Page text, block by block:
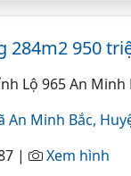
950
Lộ 965 An Minh
An Minh Bắc,
|
Xem hình